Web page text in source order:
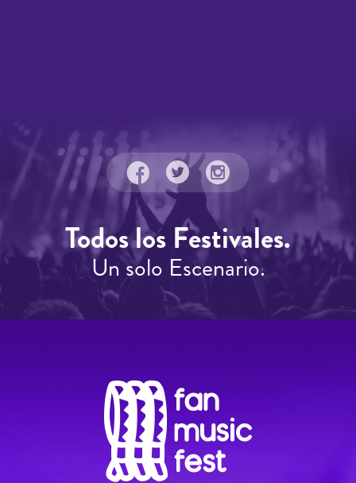
Todos los Festivales.
Un solo Escenario.